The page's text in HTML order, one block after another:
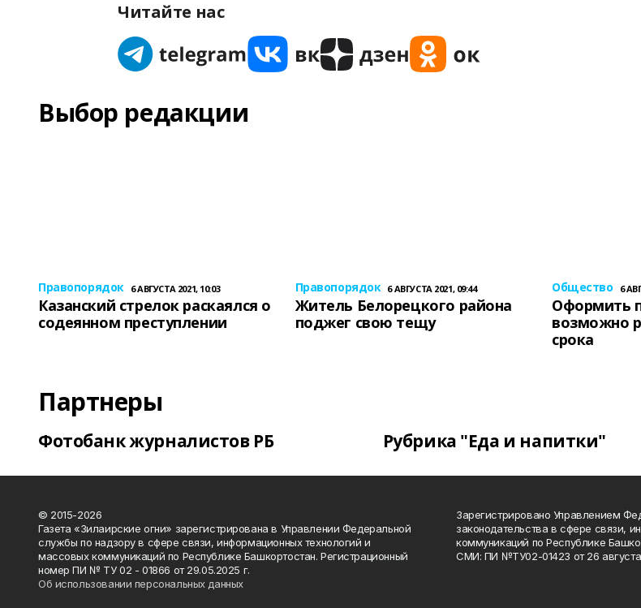
Читайте нас
Выбор редакции
Правопорядок 6 АВГУСТА 2021, 10:03
Казанский стрелок раскаялся о
содеянном преступлении
Правопорядок 6 АВГУСТА 2021, 09:44
Житель Белорецкого района
поджег свою тещу
Общество 6
Оформить
возможно
срока
Партнеры
Фотобанк журналистов РБ Рубрика "Еда и напитки"
© 2015-2026
Газета «Зилаирские огни» зарегистрирована в Управлении Федеральной
службы по надзору в сфере связи, информационных технологий и
массовых коммуникаций по Республике Башкортостан. Регистрационный
номер ПИ № ТУ 02 - 01866 от 29.05.2025 г.
Об использовании персональных данных
Зарегистрировано Управлением
законодательства в сфере связи,
коммуникаций по Республике
СМИ: ПИ №ТУ02-01423 от 26 августа